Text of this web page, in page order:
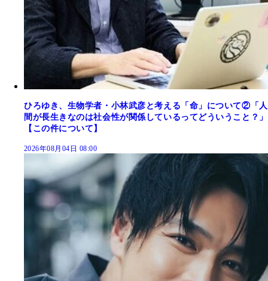
ひろゆき、生物学者・小林武彦と考える「命」について②「人
間が長生きなのは社会性が関係しているってどういうこと？」
【この件について】
2026年08月04日 08:00